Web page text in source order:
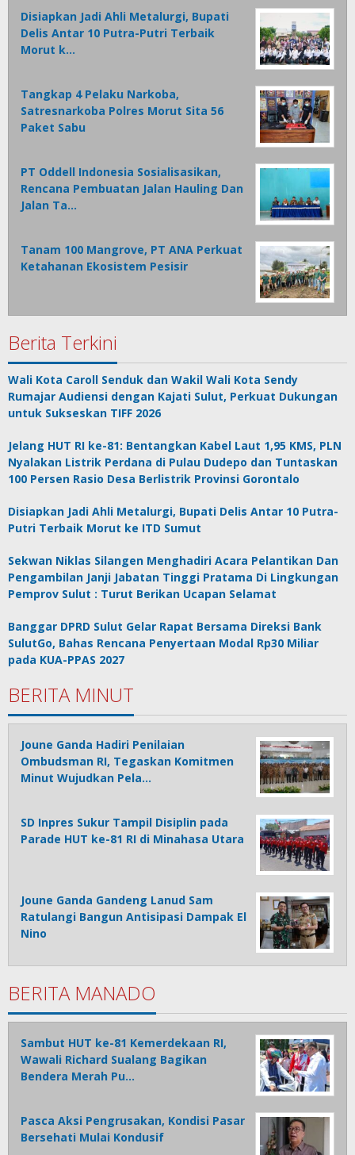
Disiapkan Jadi Ahli Metalurgi, Bupati
Delis Antar 10 Putra-Putri Terbaik
Morut k…
Tangkap 4 Pelaku Narkoba,
Satresnarkoba Polres Morut Sita 56
Paket Sabu
PT Oddell Indonesia Sosialisasikan,
Rencana Pembuatan Jalan Hauling Dan
Jalan Ta…
Tanam 100 Mangrove, PT ANA Perkuat
Ketahanan Ekosistem Pesisir
Berita Terkini
Wali Kota Caroll Senduk dan Wakil Wali Kota Sendy
Rumajar Audiensi dengan Kajati Sulut, Perkuat Dukungan
untuk Sukseskan TIFF 2026
Jelang HUT RI ke-81: Bentangkan Kabel Laut 1,95 KMS, PLN
Nyalakan Listrik Perdana di Pulau Dudepo dan Tuntaskan
100 Persen Rasio Desa Berlistrik Provinsi Gorontalo
Disiapkan Jadi Ahli Metalurgi, Bupati Delis Antar 10 Putra-
Putri Terbaik Morut ke ITD Sumut
Sekwan Niklas Silangen Menghadiri Acara Pelantikan Dan
Pengambilan Janji Jabatan Tinggi Pratama Di Lingkungan
Pemprov Sulut : Turut Berikan Ucapan Selamat
Banggar DPRD Sulut Gelar Rapat Bersama Direksi Bank
SulutGo, Bahas Rencana Penyertaan Modal Rp30 Miliar
pada KUA-PPAS 2027
BERITA MINUT
Joune Ganda Hadiri Penilaian
Ombudsman RI, Tegaskan Komitmen
Minut Wujudkan Pela…
SD Inpres Sukur Tampil Disiplin pada
Parade HUT ke-81 RI di Minahasa Utara
Joune Ganda Gandeng Lanud Sam
Ratulangi Bangun Antisipasi Dampak El
Nino
BERITA MANADO
Sambut HUT ke-81 Kemerdekaan RI,
Wawali Richard Sualang Bagikan
Bendera Merah Pu…
Pasca Aksi Pengrusakan, Kondisi Pasar
Bersehati Mulai Kondusif